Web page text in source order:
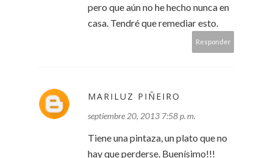
pero que aún no he hecho nunca en
casa. Tendré que remediar esto.
Responder
MARILUZ PIÑEIRO
septiembre 20, 2013 7:58 p. m.
Tiene una pintaza, un plato que no
hay que perderse. Buenísimo!!!